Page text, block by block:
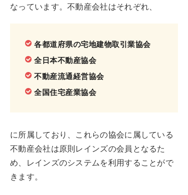
なっています。不動産会社はそれぞれ、
各都道府県の宅地建物取引業協会
全日本不動産協会
不動産流通経営協会
全国住宅産業協会
に所属しており、これらの協会に属している
不動産会社は原則レインズの会員となるた
め、レインズのシステムを利用することがで
きます。